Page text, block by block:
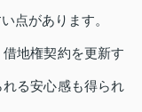
点があります。
地権契約を更新す
る安心感も得られ